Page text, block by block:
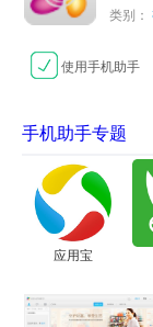
类别：
使用手机助手
手机助手专题
应用宝